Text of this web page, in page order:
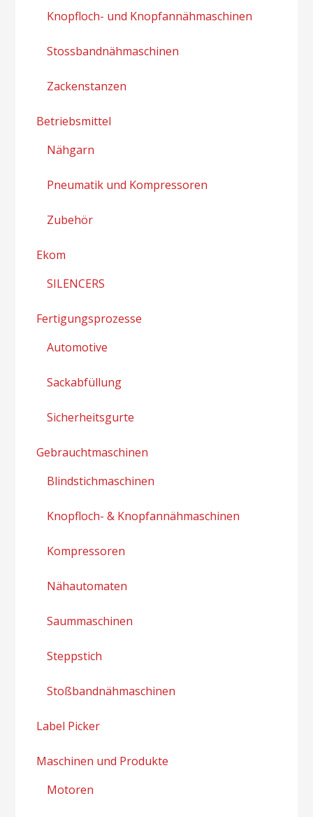
Knopfloch- und Knopfannähmaschinen
Stossbandnähmaschinen
Zackenstanzen
Betriebsmittel
Nähgarn
Pneumatik und Kompressoren
Zubehör
Ekom
SILENCERS
Fertigungsprozesse
Automotive
Sackabfüllung
Sicherheitsgurte
Gebrauchtmaschinen
Blindstichmaschinen
Knopfloch- & Knopfannähmaschinen
Kompressoren
Nähautomaten
Saummaschinen
Steppstich
Stoßbandnähmaschinen
Label Picker
Maschinen und Produkte
Motoren